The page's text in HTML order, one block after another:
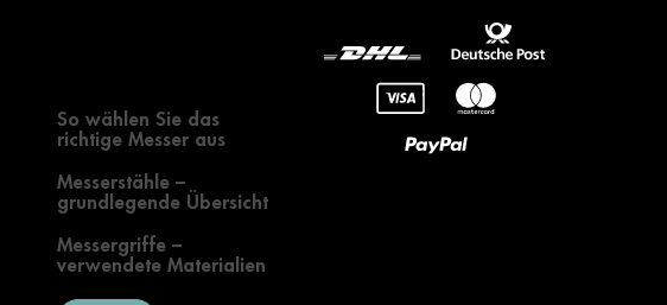
So wählen Sie das
richtige Messer aus
Messerstähle –
grundlegende Übersicht
Messergriffe –
verwendete Materialien